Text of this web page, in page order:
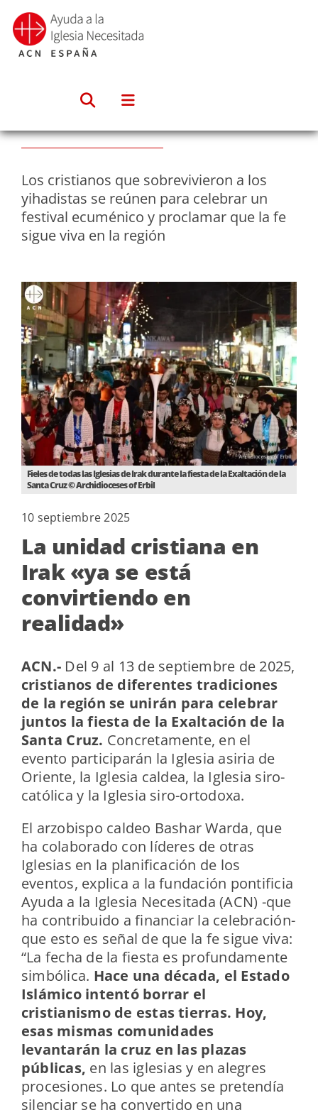
Saltar
contenido
10 septiembre 2025
La unidad cristiana en
Irak «ya se está
convirtiendo en
realidad»
Fieles de todas las Iglesias de Irak durante la fiesta de la Exaltación de la
Santa Cruz © Archidioceses of Erbil
Los cristianos que sobrevivieron a los
yihadistas se reúnen para celebrar un
festival ecuménico y proclamar que la fe
sigue viva en la región
ACN.- Del 9 al 13 de septiembre de 2025,
cristianos de diferentes tradiciones
de la región se unirán para celebrar
juntos la fiesta de la Exaltación de la
Santa Cruz. Concretamente, en el
evento participarán la Iglesia asiria de
Oriente, la Iglesia caldea, la Iglesia siro-
católica y la Iglesia siro-ortodoxa.
El arzobispo caldeo Bashar Warda, que
ha colaborado con líderes de otras
Iglesias en la planificación de los
eventos, explica a la fundación pontificia
Ayuda a la Iglesia Necesitada (ACN) -que
ha contribuido a financiar la celebración-
que esto es señal de que la fe sigue viva:
“La fecha de la fiesta es profundamente
simbólica. Hace una década, el Estado
Islámico intentó borrar el
cristianismo de estas tierras. Hoy,
esas mismas comunidades
levantarán la cruz en las plazas
públicas, en las iglesias y en alegres
procesiones. Lo que antes se pretendía
silenciar se ha convertido en una